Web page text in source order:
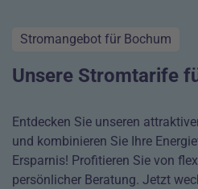
Stromangebot für Bochum
Unsere Stromtarife
Entdecken Sie unseren
und kombinieren Sie Ihre
Ersparnis! Profitieren Sie von
persönlicher Beratung. Jetzt